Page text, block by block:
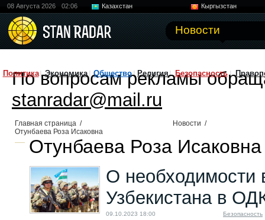
08 Августа 2026 02:06 Казахстан
Кыргызстан
Новости
Политика Экономика Общество Религия Безопасность
По вопросам рекламы
stanradar@mail.ru
Главная страница / Новости /
Отунбаева Роза Исаковна
Отунбаева Роза Исаковна
О необходимости
Узбекистана в
09.10.2023 18:00 Безопасность